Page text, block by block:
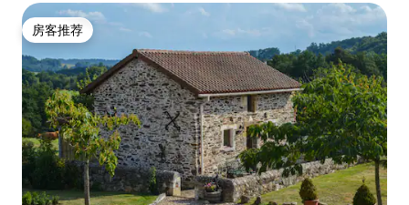
房客推荐
房客推荐